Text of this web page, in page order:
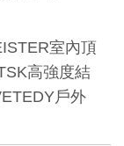
室內頂
高強度結
戶外